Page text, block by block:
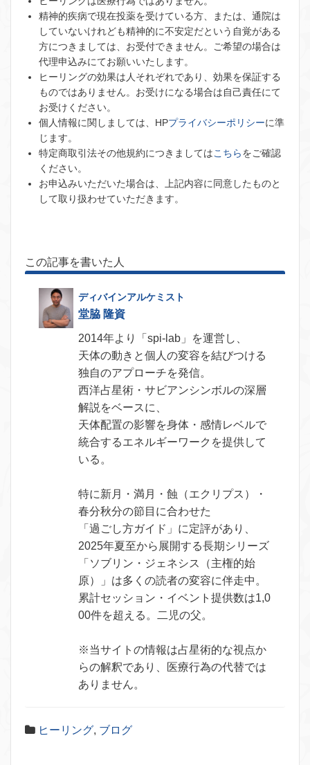
精神的疾病で現在投薬を受けている方、または、通院は
していないけれども精神的に不安定だという自覚がある
方につきましては、お受付できません。ご希望の場合は
代理申込みにてお願いいたします。
ヒーリングの効果は人それぞれであり、効果を保証する
ものではありません。お受けになる場合は自己責任にて
お受けください。
個人情報に関しましては、HPプライバシーポリシーに準
じます。
特定商取引法その他規約につきましてはこちらをご確認
ください。
お申込みいただいた場合は、上記内容に同意したものと
して取り扱わせていただきます。
この記事を書いた人
堂脇 隆資
2014年より「spi-lab」を運営し、
天体の動きと個人の変容を結びつける
独自のアプローチを発信。
西洋占星術・サビアンシンボルの深層
解説をベースに、
天体配置の影響を身体・感情レベルで
統合するエネルギーワークを提供して
いる。
特に新月・満月・蝕（エクリプス）・
春分秋分の節目に合わせた
「過ごし方ガイド」に定評があり、
2025年夏至から展開する長期シリーズ
「ソブリン・ジェネシス（主権的始
原）」は多くの読者の変容に伴走中。
累計セッション・イベント提供数は1,0
00件を超える。二児の父。
※当サイトの情報は占星術的な視点か
らの解釈であり、医療行為の代替では
ありません。
ヒーリング, ブログ